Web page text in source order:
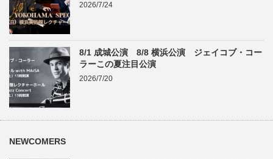
2026/7/24
8/1 成城公演 8/8 横浜公演 ジェイコブ・コー
ラーこの夏注目公演
2026/7/20
NEWCOMERS